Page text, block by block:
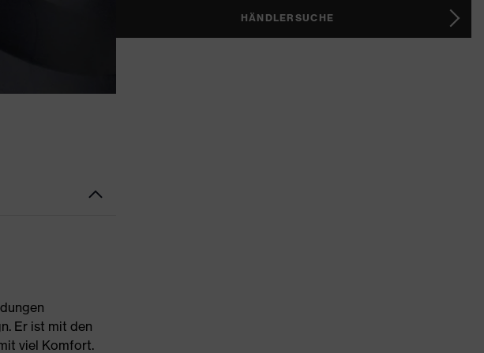
Er ist mit den
viel Komfort.
HÄNDLERSUCHE